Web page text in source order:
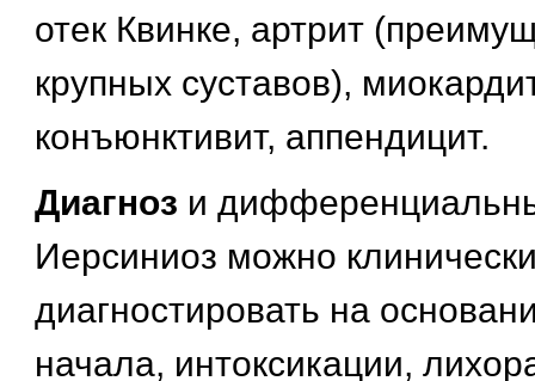
отек Квинке, артрит
крупных суставов),
конъюнктивит, аппендицит.
Диагноз и
Иерсиниоз можно
диагностировать на
начала, интоксикации,